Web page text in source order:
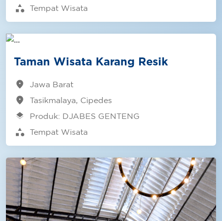
category Tempat Wisata
Taman Wisata Karang Resik
location_on Jawa Barat
location_on Tasikmalaya, Cipedes
layers Produk: DJABES GENTENG
category Tempat Wisata